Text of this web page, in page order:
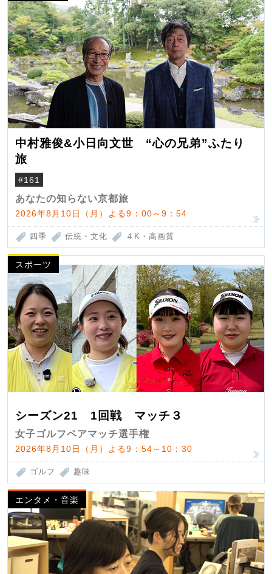
中村雅俊&小日向文世 “心の兄弟”ふたり
旅
#161
あなたの知らない京都旅
2026年8月10日（月）よる9：00～9：54
四季 伝統・文化 ４K・高画質
スポーツ
シーズン21 1回戦 マッチ３
女子ゴルフペアマッチ選手権
2026年8月10日（月）よる9：54～10：30
ゴルフ 趣味
エンタメ・音楽